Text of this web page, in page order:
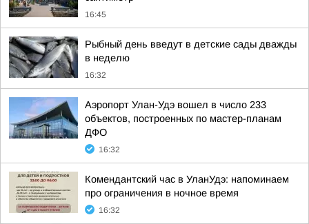
16:45
Рыбный день введут в детские сады дважды
в неделю
16:32
Аэропорт Улан-Удэ вошел в число 233
объектов, построенных по мастер-планам
ДФО
16:32
Комендантский час в УланУдэ: напоминаем
про ограничения в ночное время
16:32